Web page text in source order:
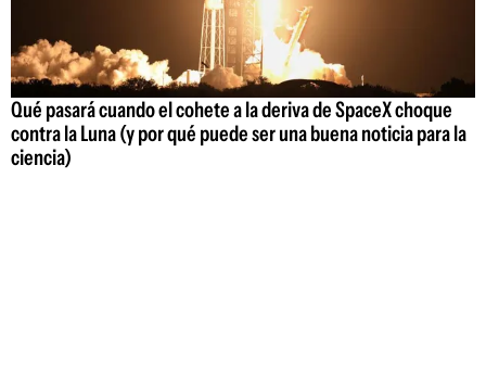
Qué pasará cuando el cohete a la deriva de SpaceX choque
contra la Luna (y por qué puede ser una buena noticia para la
ciencia)